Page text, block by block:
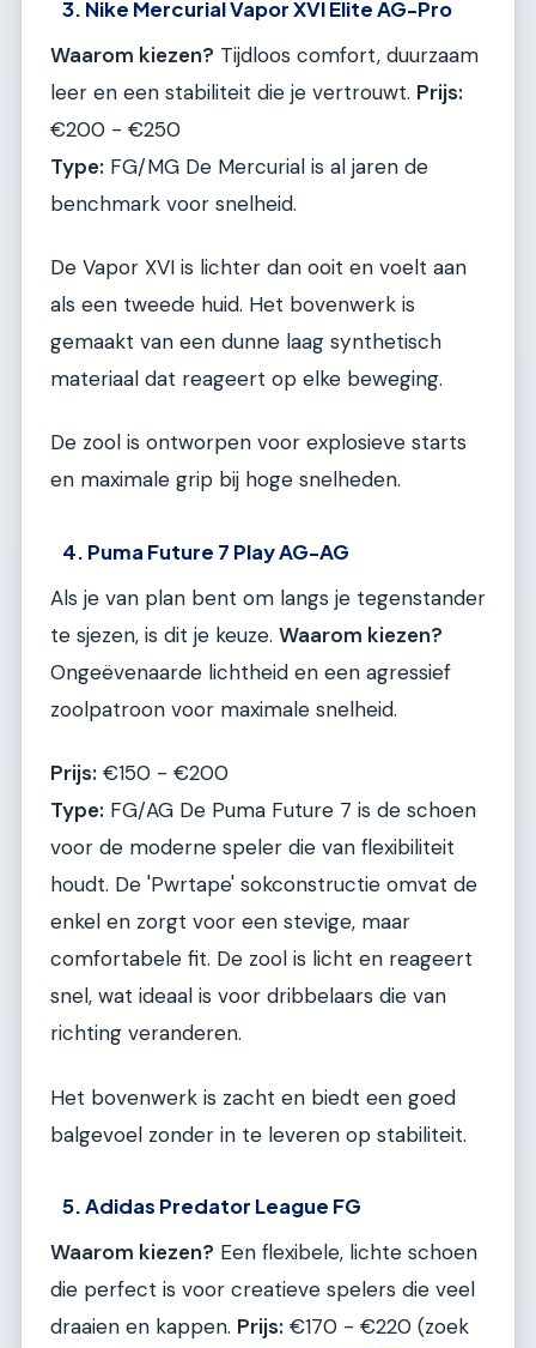
3. Nike Mercurial Vapor XVI Elite AG-Pro
Waarom kiezen? Tijdloos comfort, duurzaam
leer en een stabiliteit die je vertrouwt. Prijs:
€200 - €250
Type: FG/MG De Mercurial is al jaren de
benchmark voor snelheid.
De Vapor XVI is lichter dan ooit en voelt aan
als een tweede huid. Het bovenwerk is
gemaakt van een dunne laag synthetisch
materiaal dat reageert op elke beweging.
De zool is ontworpen voor explosieve starts
en maximale grip bij hoge snelheden.
4. Puma Future 7 Play AG-AG
Als je van plan bent om langs je tegenstander
te sjezen, is dit je keuze. Waarom kiezen?
Ongeëvenaarde lichtheid en een agressief
zoolpatroon voor maximale snelheid.
Prijs: €150 - €200
Type: FG/AG De Puma Future 7 is de schoen
voor de moderne speler die van flexibiliteit
houdt. De 'Pwrtape' sokconstructie omvat de
enkel en zorgt voor een stevige, maar
comfortabele fit. De zool is licht en reageert
snel, wat ideaal is voor dribbelaars die van
richting veranderen.
Het bovenwerk is zacht en biedt een goed
balgevoel zonder in te leveren op stabiliteit.
5. Adidas Predator League FG
Waarom kiezen? Een flexibele, lichte schoen
die perfect is voor creatieve spelers die veel
draaien en kappen. Prijs: €170 - €220 (zoek